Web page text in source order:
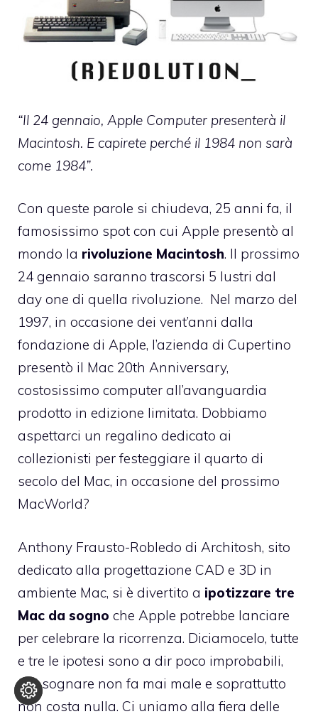
“Il 24 gennaio, Apple Computer presenterà il
Macintosh. E capirete perché il 1984 non sarà
come 1984”.
Con queste parole si chiudeva, 25 anni fa, il
famosissimo spot con cui Apple presentò al
mondo la rivoluzione Macintosh. Il prossimo
24 gennaio saranno trascorsi 5 lustri dal
day one di quella rivoluzione. Nel marzo del
1997, in occasione dei vent’anni dalla
fondazione di Apple, l’azienda di Cupertino
presentò il Mac 20th Anniversary,
costosissimo computer all’avanguardia
prodotto in edizione limitata. Dobbiamo
aspettarci un regalino dedicato ai
collezionisti per festeggiare il quarto di
secolo del Mac, in occasione del prossimo
MacWorld?
Anthony Frausto-Robledo di Architosh, sito
dedicato alla progettazione CAD e 3D in
ambiente Mac, si è divertito a ipotizzare tre
Mac da sogno che Apple potrebbe lanciare
per celebrare la ricorrenza. Diciamocelo, tutte
e tre le ipotesi sono a dir poco improbabili,
ma sognare non fa mai male e soprattutto
non costa nulla. Ci uniamo alla fiera delle